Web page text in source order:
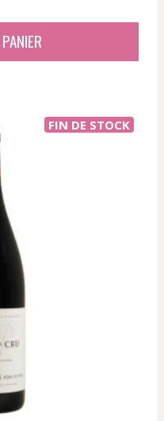
FIN DE STOCK